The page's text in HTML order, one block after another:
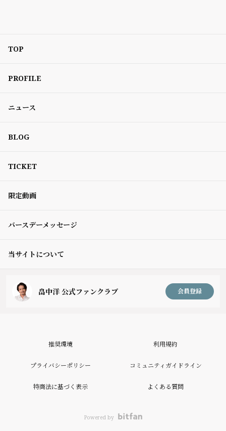
TOP
PROFILE
ニュース
BLOG
TICKET
限定動画
バースデーメッセージ
当サイトについて
畠中洋 公式ファンクラブ 会員登録
推奨環境 利用規約
プライバシーポリシー コミュニティガイドライン
特商法に基づく表示 よくある質問
Powered by